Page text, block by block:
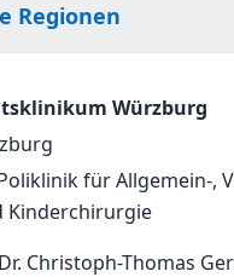
Regionen
Würzburg
für Allgemein-,
Kinderchirurgie
Christoph-Thomas